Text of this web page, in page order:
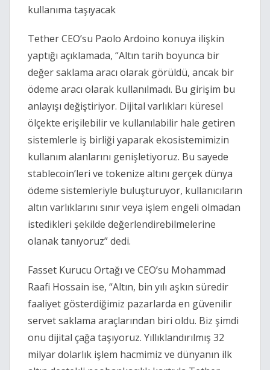
kullanıma taşıyacak
Tether CEO’su Paolo Ardoino konuya ilişkin
yaptığı açıklamada, “Altın tarih boyunca bir
değer saklama aracı olarak görüldü, ancak bir
ödeme aracı olarak kullanılmadı. Bu girişim bu
anlayışı değiştiriyor. Dijital varlıkları küresel
ölçekte erişilebilir ve kullanılabilir hale getiren
sistemlerle iş birliği yaparak ekosistemimizin
kullanım alanlarını genişletiyoruz. Bu sayede
stablecoin’leri ve tokenize altını gerçek dünya
ödeme sistemleriyle buluşturuyor, kullanıcıların
altın varlıklarını sınır veya işlem engeli olmadan
istedikleri şekilde değerlendirebilmelerine
olanak tanıyoruz” dedi.
Fasset Kurucu Ortağı ve CEO’su Mohammad
Raafi Hossain ise, “Altın, bin yılı aşkın süredir
faaliyet gösterdiğimiz pazarlarda en güvenilir
servet saklama araçlarından biri oldu. Biz şimdi
onu dijital çağa taşıyoruz. Yıllıklandırılmış 32
milyar dolarlık işlem hacmimiz ve dünyanın ilk